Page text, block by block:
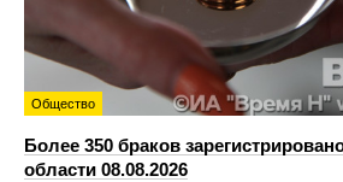
Общество
Более 350 браков
области 08.08.2026